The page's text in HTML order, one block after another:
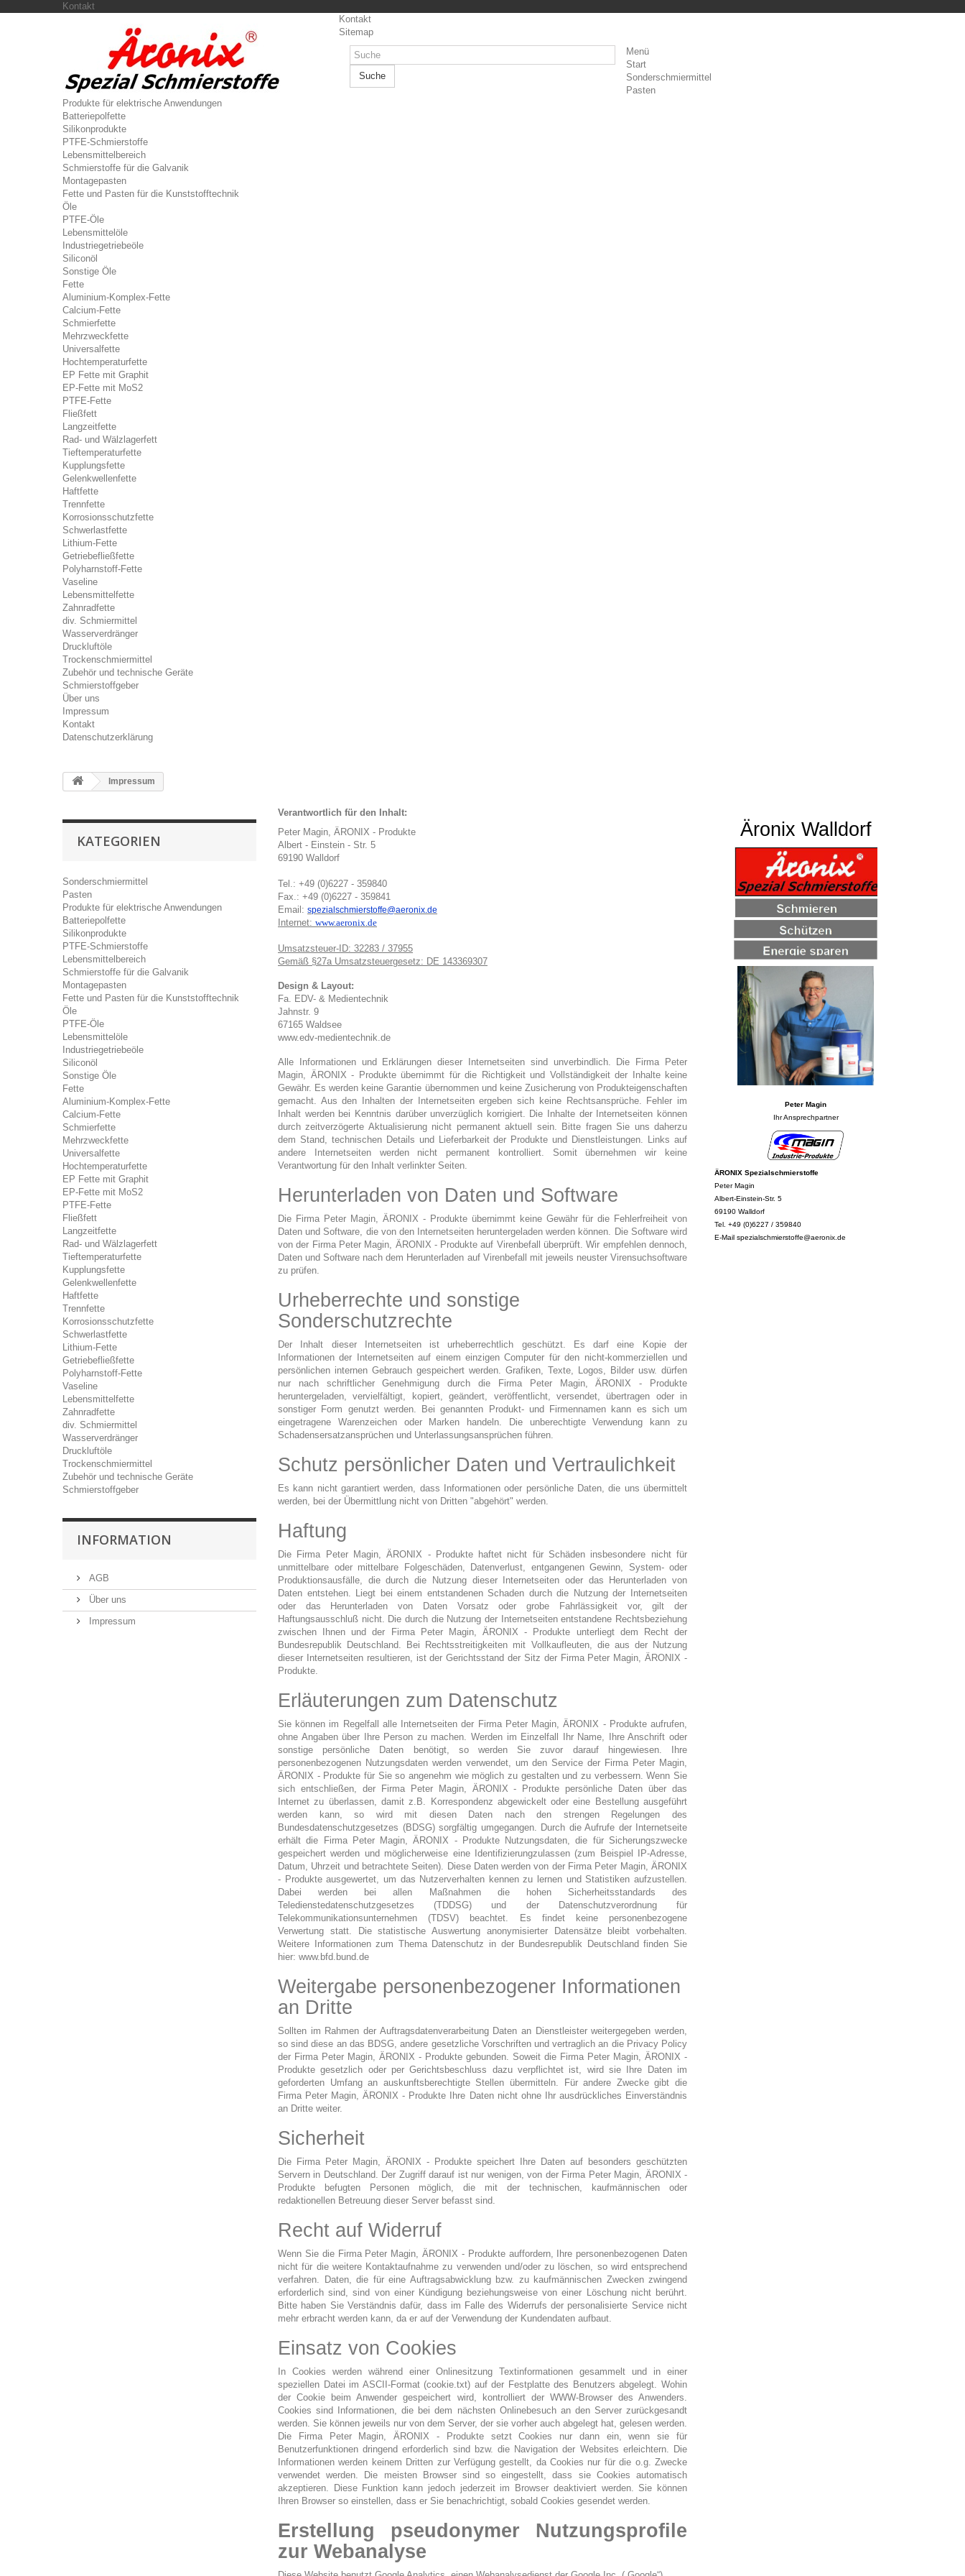
Kontakt
Kontakt
Sitemap
Suche
Menü
Start
Sonderschmiermittel
Pasten
Produkte für elektrische Anwendungen
Batteriepolfette
Silikonprodukte
PTFE-Schmierstoffe
Lebensmittelbereich
Schmierstoffe für die Galvanik
Montagepasten
Fette und Pasten für die Kunststofftechnik
Öle
PTFE-Öle
Lebensmittelöle
Industriegetriebeöle
Siliconöl
Sonstige Öle
Fette
Aluminium-Komplex-Fette
Calcium-Fette
Schmierfette
Mehrzweckfette
Universalfette
Hochtemperaturfette
EP Fette mit Graphit
EP-Fette mit MoS2
PTFE-Fette
Fließfett
Langzeitfette
Rad- und Wälzlagerfett
Tieftemperaturfette
Kupplungsfette
Gelenkwellenfette
Haftfette
Trennfette
Korrosionsschutzfette
Schwerlastfette
Lithium-Fette
Getriebefließfette
Polyharnstoff-Fette
Vaseline
Lebensmittelfette
Zahnradfette
div. Schmiermittel
Wasserverdränger
Druckluftöle
Trockenschmiermittel
Zubehör und technische Geräte
Schmierstoffgeber
Über uns
Impressum
Kontakt
Datenschutzerklärung
Impressum
KATEGORIEN
Sonderschmiermittel
Pasten
Produkte für elektrische Anwendungen
Batteriepolfette
Silikonprodukte
PTFE-Schmierstoffe
Lebensmittelbereich
Schmierstoffe für die Galvanik
Montagepasten
Fette und Pasten für die Kunststofftechnik
Öle
PTFE-Öle
Lebensmittelöle
Industriegetriebeöle
Siliconöl
Sonstige Öle
Fette
Aluminium-Komplex-Fette
Calcium-Fette
Schmierfette
Mehrzweckfette
Universalfette
Hochtemperaturfette
EP Fette mit Graphit
EP-Fette mit MoS2
PTFE-Fette
Fließfett
Langzeitfette
Rad- und Wälzlagerfett
Tieftemperaturfette
Kupplungsfette
Gelenkwellenfette
Haftfette
Trennfette
Korrosionsschutzfette
Schwerlastfette
Lithium-Fette
Getriebefließfette
Polyharnstoff-Fette
Vaseline
Lebensmittelfette
Zahnradfette
div. Schmiermittel
Wasserverdränger
Druckluftöle
Trockenschmiermittel
Zubehör und technische Geräte
Schmierstoffgeber
INFORMATION
AGB
Über uns
Impressum
Verantwortlich für den Inhalt:
Peter Magin, ÄRONIX - Produkte
Albert - Einstein - Str. 5
69190 Walldorf
Tel.: +49 (0)6227 - 359840
Fax.: +49 (0)6227 - 359841
Email: spezialschmierstoffe@aeronix.de
Internet: www.aeronix.de
Umsatzsteuer-ID: 32283 / 37955
Gemäß §27a Umsatzsteuergesetz: DE 143369307
Design & Layout:
Fa. EDV- & Medientechnik
Jahnstr. 9
67165 Waldsee
www.edv-medientechnik.de
Alle Informationen und Erklärungen dieser Internetseiten sind unverbindlich. Die Firma Peter
Magin, ÄRONIX - Produkte übernimmt für die Richtigkeit und Vollständigkeit der Inhalte keine
Gewähr. Es werden keine Garantie übernommen und keine Zusicherung von Produkteigenschaften
gemacht. Aus den Inhalten der Internetseiten ergeben sich keine Rechtsansprüche. Fehler im
Inhalt werden bei Kenntnis darüber unverzüglich korrigiert. Die Inhalte der Internetseiten können
durch zeitverzögerte Aktualisierung nicht permanent aktuell sein. Bitte fragen Sie uns daherzu
dem Stand, technischen Details und Lieferbarkeit der Produkte und Dienstleistungen. Links auf
andere Internetseiten werden nicht permanent kontrolliert. Somit übernehmen wir keine
Verantwortung für den Inhalt verlinkter Seiten.
Herunterladen von Daten und Software
Die Firma Peter Magin, ÄRONIX - Produkte übernimmt keine Gewähr für die Fehlerfreiheit von
Daten und Software, die von den Internetseiten heruntergeladen werden können. Die Software wird
von der Firma Peter Magin, ÄRONIX - Produkte auf Virenbefall überprüft. Wir empfehlen dennoch,
Daten und Software nach dem Herunterladen auf Virenbefall mit jeweils neuster Virensuchsoftware
zu prüfen.
Urheberrechte und sonstige
Sonderschutzrechte
Der Inhalt dieser Internetseiten ist urheberrechtlich geschützt. Es darf eine Kopie der
Informationen der Internetseiten auf einem einzigen Computer für den nicht-kommerziellen und
persönlichen internen Gebrauch gespeichert werden. Grafiken, Texte, Logos, Bilder usw. dürfen
nur nach schriftlicher Genehmigung durch die Firma Peter Magin, ÄRONIX - Produkte
heruntergeladen, vervielfältigt, kopiert, geändert, veröffentlicht, versendet, übertragen oder in
sonstiger Form genutzt werden. Bei genannten Produkt- und Firmennamen kann es sich um
eingetragene Warenzeichen oder Marken handeln. Die unberechtigte Verwendung kann zu
Schadensersatzansprüchen und Unterlassungsansprüchen führen.
Schutz persönlicher Daten und Vertraulichkeit
Es kann nicht garantiert werden, dass Informationen oder persönliche Daten, die uns übermittelt
werden, bei der Übermittlung nicht von Dritten "abgehört" werden.
Haftung
Die Firma Peter Magin, ÄRONIX - Produkte haftet nicht für Schäden insbesondere nicht für
unmittelbare oder mittelbare Folgeschäden, Datenverlust, entgangenen Gewinn, System- oder
Produktionsausfälle, die durch die Nutzung dieser Internetseiten oder das Herunterladen von
Daten entstehen. Liegt bei einem entstandenen Schaden durch die Nutzung der Internetseiten
oder das Herunterladen von Daten Vorsatz oder grobe Fahrlässigkeit vor, gilt der
Haftungsausschluß nicht. Die durch die Nutzung der Internetseiten entstandene Rechtsbeziehung
zwischen Ihnen und der Firma Peter Magin, ÄRONIX - Produkte unterliegt dem Recht der
Bundesrepublik Deutschland. Bei Rechtsstreitigkeiten mit Vollkaufleuten, die aus der Nutzung
dieser Internetseiten resultieren, ist der Gerichtsstand der Sitz der Firma Peter Magin, ÄRONIX -
Produkte.
Erläuterungen zum Datenschutz
Sie können im Regelfall alle Internetseiten der Firma Peter Magin, ÄRONIX - Produkte aufrufen,
ohne Angaben über Ihre Person zu machen. Werden im Einzelfall Ihr Name, Ihre Anschrift oder
sonstige persönliche Daten benötigt, so werden Sie zuvor darauf hingewiesen. Ihre
personenbezogenen Nutzungsdaten werden verwendet, um den Service der Firma Peter Magin,
ÄRONIX - Produkte für Sie so angenehm wie möglich zu gestalten und zu verbessern. Wenn Sie
sich entschließen, der Firma Peter Magin, ÄRONIX - Produkte persönliche Daten über das
Internet zu überlassen, damit z.B. Korrespondenz abgewickelt oder eine Bestellung ausgeführt
werden kann, so wird mit diesen Daten nach den strengen Regelungen des
Bundesdatenschutzgesetzes (BDSG) sorgfältig umgegangen. Durch die Aufrufe der Internetseite
erhält die Firma Peter Magin, ÄRONIX - Produkte Nutzungsdaten, die für Sicherungszwecke
gespeichert werden und möglicherweise eine Identifizierungzulassen (zum Beispiel IP-Adresse,
Datum, Uhrzeit und betrachtete Seiten). Diese Daten werden von der Firma Peter Magin, ÄRONIX
- Produkte ausgewertet, um das Nutzerverhalten kennen zu lernen und Statistiken aufzustellen.
Dabei werden bei allen Maßnahmen die hohen Sicherheitsstandards des
Teledienstedatenschutzgesetzes (TDDSG) und der Datenschutzverordnung für
Telekommunikationsunternehmen (TDSV) beachtet. Es findet keine personenbezogene
Verwertung statt. Die statistische Auswertung anonymisierter Datensätze bleibt vorbehalten.
Weitere Informationen zum Thema Datenschutz in der Bundesrepublik Deutschland finden Sie
hier: www.bfd.bund.de
Weitergabe personenbezogener Informationen
an Dritte
Sollten im Rahmen der Auftragsdatenverarbeitung Daten an Dienstleister weitergegeben werden,
so sind diese an das BDSG, andere gesetzliche Vorschriften und vertraglich an die Privacy Policy
der Firma Peter Magin, ÄRONIX - Produkte gebunden. Soweit die Firma Peter Magin, ÄRONIX -
Produkte gesetzlich oder per Gerichtsbeschluss dazu verpflichtet ist, wird sie Ihre Daten im
geforderten Umfang an auskunftsberechtigte Stellen übermitteln. Für andere Zwecke gibt die
Firma Peter Magin, ÄRONIX - Produkte Ihre Daten nicht ohne Ihr ausdrückliches Einverständnis
an Dritte weiter.
Sicherheit
Die Firma Peter Magin, ÄRONIX - Produkte speichert Ihre Daten auf besonders geschützten
Servern in Deutschland. Der Zugriff darauf ist nur wenigen, von der Firma Peter Magin, ÄRONIX -
Produkte befugten Personen möglich, die mit der technischen, kaufmännischen oder
redaktionellen Betreuung dieser Server befasst sind.
Recht auf Widerruf
Wenn Sie die Firma Peter Magin, ÄRONIX - Produkte auffordern, Ihre personenbezogenen Daten
nicht für die weitere Kontaktaufnahme zu verwenden und/oder zu löschen, so wird entsprechend
verfahren. Daten, die für eine Auftragsabwicklung bzw. zu kaufmännischen Zwecken zwingend
erforderlich sind, sind von einer Kündigung beziehungsweise von einer Löschung nicht berührt.
Bitte haben Sie Verständnis dafür, dass im Falle des Widerrufs der personalisierte Service nicht
mehr erbracht werden kann, da er auf der Verwendung der Kundendaten aufbaut.
Einsatz von Cookies
In Cookies werden während einer Onlinesitzung Textinformationen gesammelt und in einer
speziellen Datei im ASCII-Format (cookie.txt) auf der Festplatte des Benutzers abgelegt. Wohin
der Cookie beim Anwender gespeichert wird, kontrolliert der WWW-Browser des Anwenders.
Cookies sind Informationen, die bei dem nächsten Onlinebesuch an den Server zurückgesandt
werden. Sie können jeweils nur von dem Server, der sie vorher auch abgelegt hat, gelesen werden.
Die Firma Peter Magin, ÄRONIX - Produkte setzt Cookies nur dann ein, wenn sie für
Benutzerfunktionen dringend erforderlich sind bzw. die Navigation der Websites erleichtern. Die
Informationen werden keinem Dritten zur Verfügung gestellt, da Cookies nur für die o.g. Zwecke
verwendet werden. Die meisten Browser sind so eingestellt, dass sie Cookies automatisch
akzeptieren. Diese Funktion kann jedoch jederzeit im Browser deaktiviert werden. Sie können
Ihren Browser so einstellen, dass er Sie benachrichtigt, sobald Cookies gesendet werden.
Erstellung pseudonymer Nutzungsprofile
zur Webanalyse
Äronix Walldorf
Peter Magin
Ihr Ansprechpartner
ÄRONIX Spezialschmierstoffe
Peter Magin
Albert-Einstein-Str. 5
69190 Walldorf
Tel. +49 (0)6227 / 359840
E-Mail spezialschmierstoffe@aeronix.de